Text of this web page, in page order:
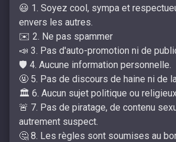
😃 1. Soyez cool, sympa et
envers les autres.
✉️ 2. Ne pas spammer
📣 3. Pas d'auto-promotion ni de
🛡️ 4. Aucune information personnelle.
🤬 5. Pas de discours de haine ni de
🏛️ 6. Aucun sujet politique ou
🚨 7. Pas de piratage, de contenu
autrement suspect.
🤔 8. Les règles sont soumises au